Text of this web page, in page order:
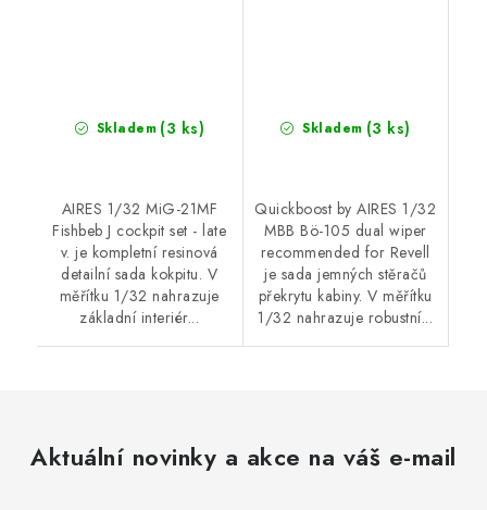
Skladem (3 ks)
AIRES 1/32 MiG-21MF
Fishbeb J cockpit set - late
v. je kompletní resinová
detailní sada kokpitu. V
měřítku 1/32 nahrazuje
základní interiér...
Skladem (3 ks)
Quickboost by AIRES 1/32
MBB Bö-105 dual wiper
recommended for Revell
je sada jemných stěračů
překrytu kabiny. V měřítku
1/32 nahrazuje robustní...
Aktuální novinky a akce na váš e-mail